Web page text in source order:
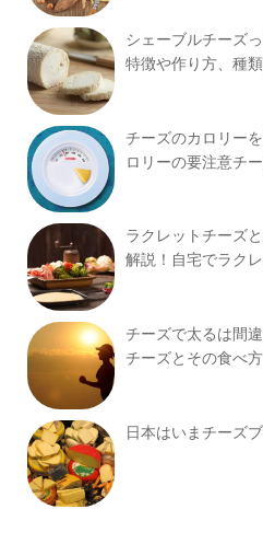
シェーブルチーズ
特徴や作り方、種
チーズのカロリー
ロリーの要注意チ
ラクレットチーズ
解説！自宅でラク
チーズで太るは間
チーズとその食べ方
日本はいまチーズ